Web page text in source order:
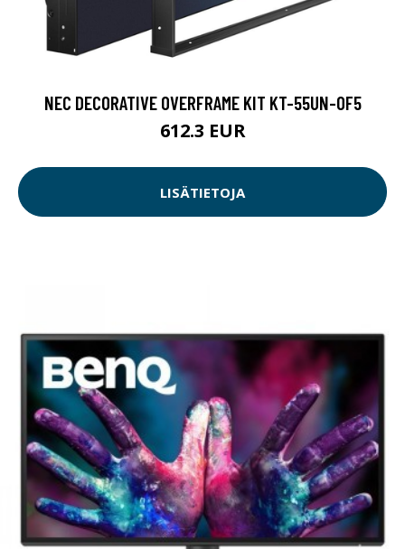
NEC DECORATIVE OVERFRAME KIT KT-55UN-OF5
612.3 EUR
LISÄTIETOJA